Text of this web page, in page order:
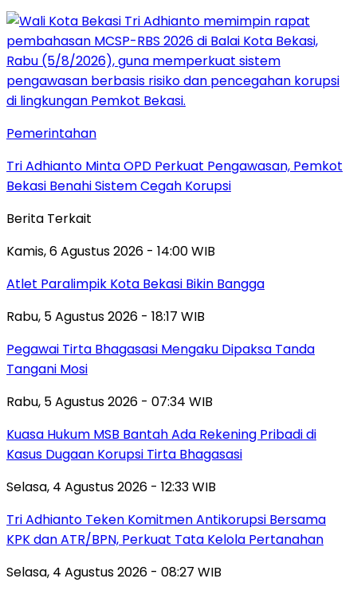
Pemerintahan
Tri Adhianto Minta OPD Perkuat Pengawasan, Pemkot
Bekasi Benahi Sistem Cegah Korupsi
Berita Terkait
Kamis, 6 Agustus 2026 - 14:00 WIB
Atlet Paralimpik Kota Bekasi Bikin Bangga
Rabu, 5 Agustus 2026 - 18:17 WIB
Pegawai Tirta Bhagasasi Mengaku Dipaksa Tanda
Tangani Mosi
Rabu, 5 Agustus 2026 - 07:34 WIB
Kuasa Hukum MSB Bantah Ada Rekening Pribadi di
Kasus Dugaan Korupsi Tirta Bhagasasi
Selasa, 4 Agustus 2026 - 12:33 WIB
Tri Adhianto Teken Komitmen Antikorupsi Bersama
KPK dan ATR/BPN, Perkuat Tata Kelola Pertanahan
Selasa, 4 Agustus 2026 - 08:27 WIB